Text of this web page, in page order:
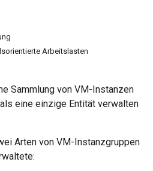
Arbeitslasten
Sammlung von VM-Instanzen
eine einzige Entität verwalten
Arten von VM-Instanzgruppen